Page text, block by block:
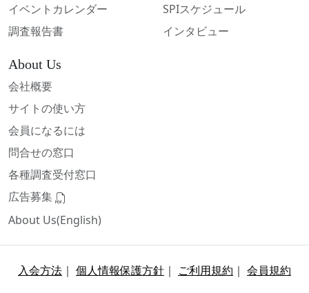
イベントカレンダー
調査報告書
SPIスケジュール
インタビュー
About Us
会社概要
サイトの使い方
会員になるには
問合せの窓口
各種調査受付窓口
広告募集
About Us(English)
入会方法 ｜ 個人情報保護方針 ｜ ご利用規約 ｜ 会員規約